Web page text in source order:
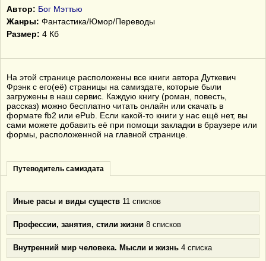
Автор: Бог Мэттью
Жанры: Фантастика/Юмор/Переводы
Размер: 4 Кб
На этой странице расположены все книги автора Дуткевич
Фрэнк с его(её) страницы на самиздате, которые были
загружены в наш сервис. Каждую книгу (роман, повесть,
рассказ) можно бесплатно читать онлайн или скачать в
формате fb2 или ePub. Если какой-то книги у нас ещё нет, вы
сами можете добавить её при помощи закладки в браузере или
формы, расположенной на главной странице.
Путеводитель самиздата
Иные расы и виды существ 11 списков
Профессии, занятия, стили жизни 8 списков
Внутренний мир человека. Мысли и жизнь 4 списка